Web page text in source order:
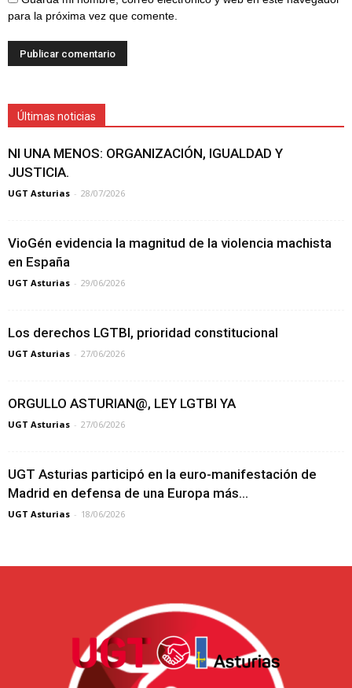
para la próxima vez que comente.
Últimas noticias
NI UNA MENOS: ORGANIZACIÓN, IGUALDAD Y
JUSTICIA.
UGT Asturias - 28/07/2026
VioGén evidencia la magnitud de la violencia machista
en España
UGT Asturias - 29/06/2026
Los derechos LGTBI, prioridad constitucional
UGT Asturias - 27/06/2026
ORGULLO ASTURIAN@, LEY LGTBI YA
UGT Asturias - 27/06/2026
UGT Asturias participó en la euro-manifestación de
Madrid en defensa de una Europa más...
UGT Asturias - 18/06/2026